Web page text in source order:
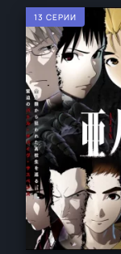
13 СЕРИИ